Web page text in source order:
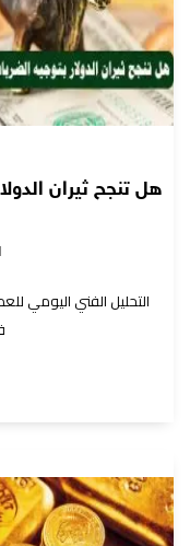
هل تنجح ثيران